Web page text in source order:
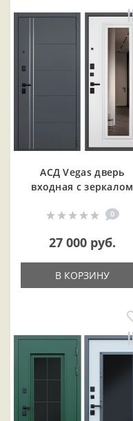
АСД Vegas дверь
входная с зеркалом
0
27 000 руб.
В КОРЗИНУ